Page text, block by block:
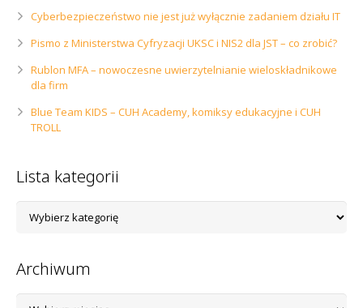
Cyberbezpieczeństwo nie jest już wyłącznie zadaniem działu IT
Pismo z Ministerstwa Cyfryzacji UKSC i NIS2 dla JST – co zrobić?
Rublon MFA – nowoczesne uwierzytelnianie wieloskładnikowe
dla firm
Blue Team KIDS – CUH Academy, komiksy edukacyjne i CUH
TROLL
Lista kategorii
kategorii
Archiwum